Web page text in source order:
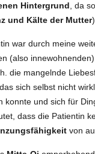
Hintergrund, da
und Kälte der Mutter
war durch meine
(also
die mangelnde
sich selbst nicht
konnte und sich für
dass die Patientin
von